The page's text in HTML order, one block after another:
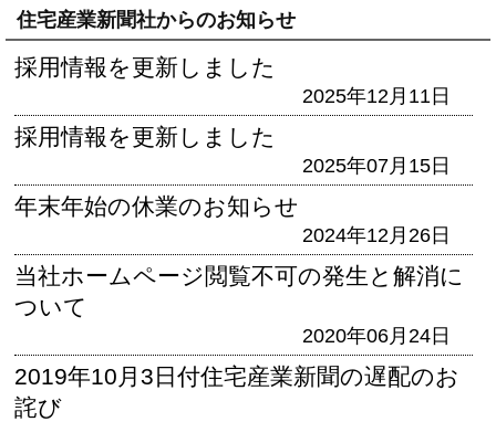
住宅産業新聞社からのお知らせ
採用情報を更新しました
2025年12月11日
採用情報を更新しました
2025年07月15日
年末年始の休業のお知らせ
2024年12月26日
当社ホームページ閲覧不可の発生と解消に
ついて
2020年06月24日
2019年10月3日付住宅産業新聞の遅配のお
詫び